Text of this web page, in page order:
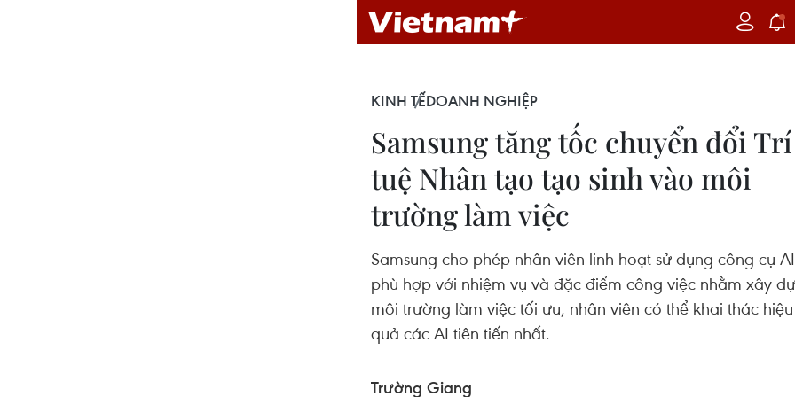
KINH TẾDOANH NGHIỆP
Samsung tăng tốc chuyển đổi Trí
tuệ Nhân tạo tạo sinh vào môi
trường làm việc
Samsung cho phép nhân viên linh hoạt sử dụng công cụ AI
phù hợp với nhiệm vụ và đặc điểm công việc nhằm xây
môi trường làm việc tối ưu, nhân viên có thể khai thác hiệu
quả các AI tiên tiến nhất.
Trường Giang